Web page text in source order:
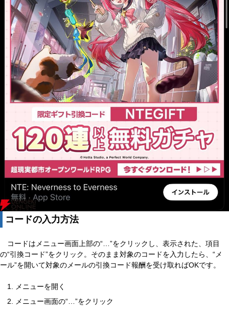
コードの入力方法
コードはメニュー画面上部の“…”をクリックし、表示された、項目
の“引換コード”をクリック。そのまま対象のコードを入力したら、“メ
ール”を開いて対象のメールの引換コード報酬を受け取ればOKです。
メニューを開く
メニュー画面の“…”をクリック